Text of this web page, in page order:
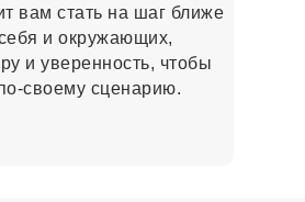
вам стать на шаг ближе
и окружающих,
и уверенность, чтобы
своему сценарию.